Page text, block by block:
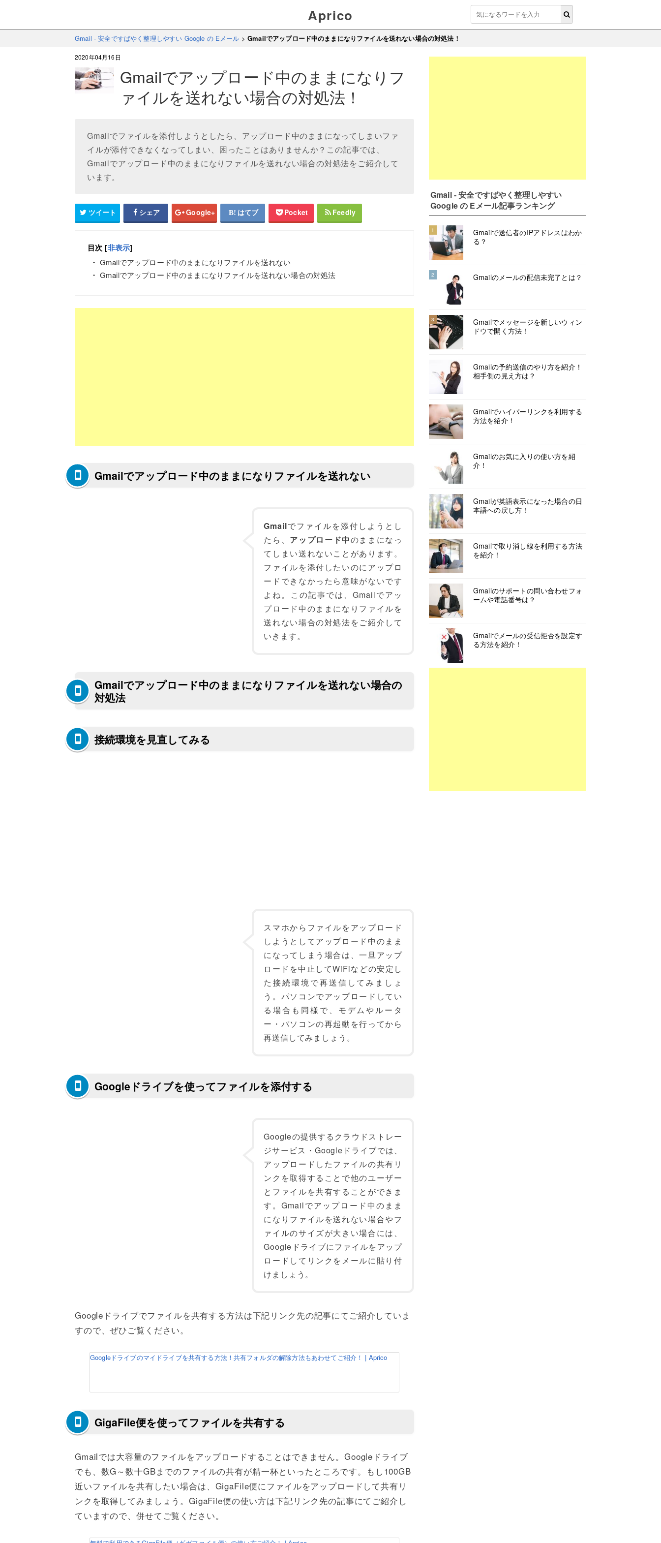
Aprico
Gmail - 安全ですばやく整理しやすい Google の Eメール >Gmailでアップロード中のままになりファイルを送れない場合の対処法！
2020年04月16日
Gmailでアップロード中のままになりフ
ァイルを送れない場合の対処法！
Gmailでファイルを添付しようとしたら、アップロード中のままになってしまいファ
イルが添付できなくなってしまい、困ったことはありませんか？この記事では、
Gmailでアップロード中のままになりファイルを送れない場合の対処法をご紹介して
います。
ツイート シェア Google+ はてブ Pocket Feedly
目次 [非表示]
Gmailでアップロード中のままになりファイルを送れない
Gmailでアップロード中のままになりファイルを送れない場合の対処法
Gmailでアップロード中のままになりファイルを送れない
Gmailでファイルを添付しようとし
たら、 アップロード中のままになっ
てしまい送れないことがあります。
ファイルを添付したいのにアップロ
ードできなかったら意味がないです
よね。この記事では、Gmailでアッ
プロード中のままになりファイルを
送れない場合の対処法をご紹介して
いきます。
Gmailでアップロード中のままになりファイルを送れない場合の
対処法
接続環境を見直してみる
スマホからファイルをアップロード
しようとしてアップロード中のまま
になってしまう場合は、一旦アップ
ロードを中止してWiFiなどの安定し
た接続環境で再送信してみましょ
う。パソコンでアップロードしてい
る場合も同様で、モデムやルータ
ー・パソコンの再起動を行ってから
再送信してみましょう。
Googleドライブを使ってファイルを添付する
Googleの提供するクラウドストレー
ジサービス・Googleドライブでは、
アップロードしたファイルの共有リ
ンクを取得することで他のユーザー
とファイルを共有することができま
す。Gmailでアップロード中のまま
になりファイルを送れない場合やフ
ァイルのサイズが大きい場合には、
Googleドライブにファイルをアップ
ロードしてリンクをメールに貼り付
けましょう。
Googleドライブでファイルを共有する方法は下記リンク先の記事にてご紹介していま
すので、ぜひご覧ください。
Googleドライブのマイドライブを共有する方法！共有フォルダの解除方法もあわせてご紹介！ | Aprico
GigaFile便を使ってファイルを共有する
Gmailでは大容量のファイルをアップロードすることはできません。Googleドライブ
でも、数G～数十GBまでのファイルの共有が精一杯といったところです。もし100GB
近いファイルを共有したい場合は、GigaFile便にファイルをアップロードして共有リ
ンクを取得してみましょう。GigaFile便の使い方は下記リンク先の記事にてご紹介し
ていますので、併せてご覧ください。
Gmail - 安全ですばやく整理しやすい
Google の Eメール記事ランキング
1
Gmailで送信者のIPアドレスはわか
る？
2 Gmailのメールの配信未完了とは？
3
Gmailでメッセージを新しいウィン
ドウで開く方法！
Gmailの予約送信のやり方を紹介！
相手側の見え方は？
Gmailでハイパーリンクを利用する
方法を紹介！
Gmailのお気に入りの使い方を紹
介！
Gmailが英語表示になった場合の日
本語への戻し方！
Gmailで取り消し線を利用する方法
を紹介！
Gmailのサポートの問い合わせフォ
ームや電話番号は？
Gmailでメールの受信拒否を設定す
る方法を紹介！